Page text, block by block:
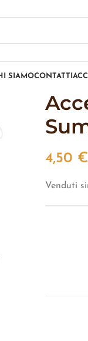
SIAMOCONTATTI
4,50 €
Venduti